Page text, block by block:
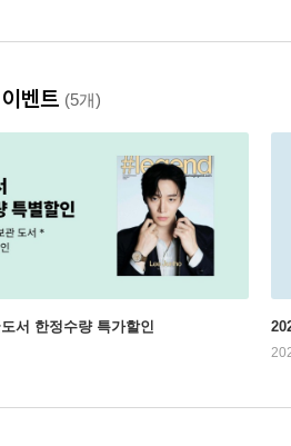
벤트 (5개)
서 한정수량 특가할인